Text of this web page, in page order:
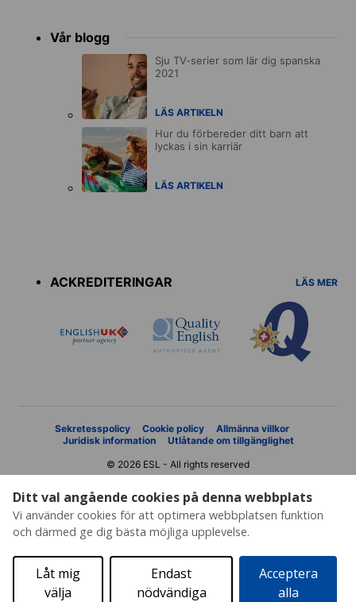
Ditt val angående cookies på denna webbplats
Vi använder cookies för att optimera webbplatsen funktion
och därmed ge dig bästa möjliga upplevelse.
Acceptera
alla
Endast
nödvändiga
Låt mig
välja
Vår blogg
Sju TV-serier som lär dig spanska
2021
LÄS ARTIKELN
Hur du förbereder ditt barn att
lyckas i sin karriär
LÄS ARTIKELN
ACKREDITERINGAR
LÄS MER
Sekretesspolicy Cookie policy
Allmänna villkor
Juridisk information
Utlåtande om tillgänglighet
© 2026 ESL - All rights reserved